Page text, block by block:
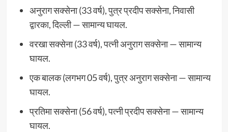
अनुराग सक्सेना (33 वर्ष), पुत्र प्रदीप सक्सेना, निवासी
द्वारका, दिल्ली — सामान्य घायल.
वरखा सक्सेना (33 वर्ष), पत्नी अनुराग सक्सेना — सामान्य
घायल.
एक बालक (लगभग 05 वर्ष), पुत्र अनुराग सक्सेना — सामान्य
घायल.
प्रतिमा सक्सेना (56 वर्ष), पत्नी प्रदीप सक्सेना — सामान्य
घायल.